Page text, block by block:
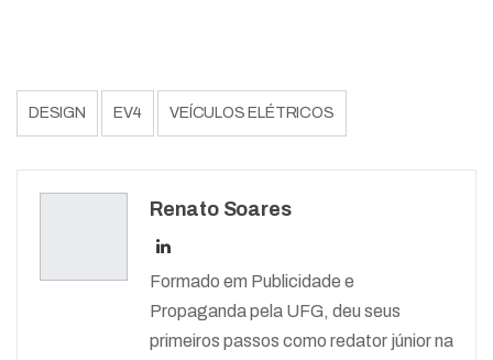
DESIGN EV4 VEÍCULOS ELÉTRICOS
Renato Soares
Formado em Publicidade e
Propaganda pela UFG, deu seus
primeiros passos como redator júnior na